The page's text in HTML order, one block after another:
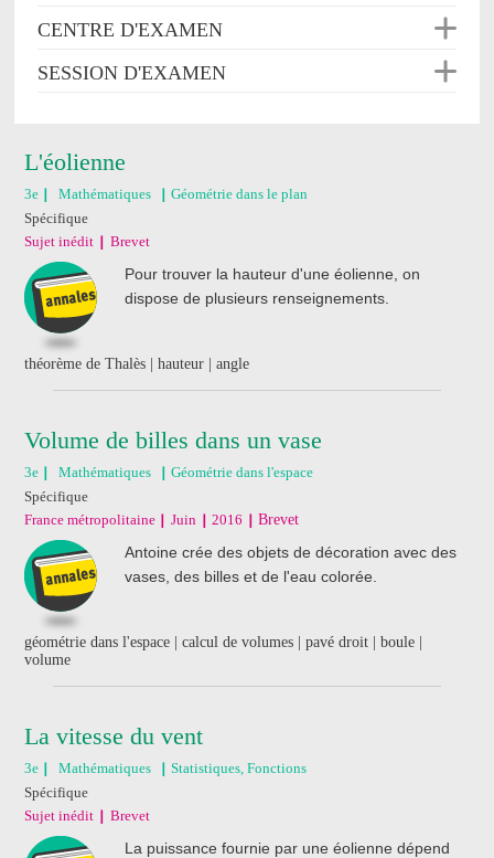
CENTRE D'EXAMEN
SESSION D'EXAMEN
L'éolienne
3e Mathématiques
Géométrie dans le plan
Spécifique
Sujet inédit
Brevet
Pour trouver la hauteur d'une éolienne, on
dispose de plusieurs renseignements.
théorème de Thalès | hauteur | angle
Volume de billes dans un vase
3e Mathématiques
Géométrie dans l'espace
Spécifique
France métropolitaine
Juin 2016 Brevet
Antoine crée des objets de décoration avec des
vases, des billes et de l'eau colorée.
géométrie dans l'espace | calcul de volumes | pavé droit | boule |
volume
La vitesse du vent
3e Mathématiques
Statistiques, Fonctions
Spécifique
Sujet inédit
Brevet
La puissance fournie par une éolienne dépend